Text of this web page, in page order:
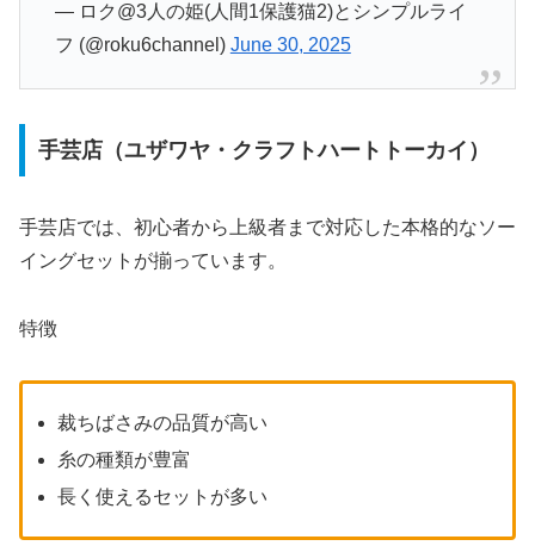
— ロク@3人の姫(人間1保護猫2)とシンプルライ
フ (@roku6channel) June 30, 2025
手芸店（ユザワヤ・クラフトハートトーカイ）
手芸店では、初心者から上級者まで対応した本格的なソー
イングセットが揃っています。
特徴
裁ちばさみの品質が高い
糸の種類が豊富
長く使えるセットが多い